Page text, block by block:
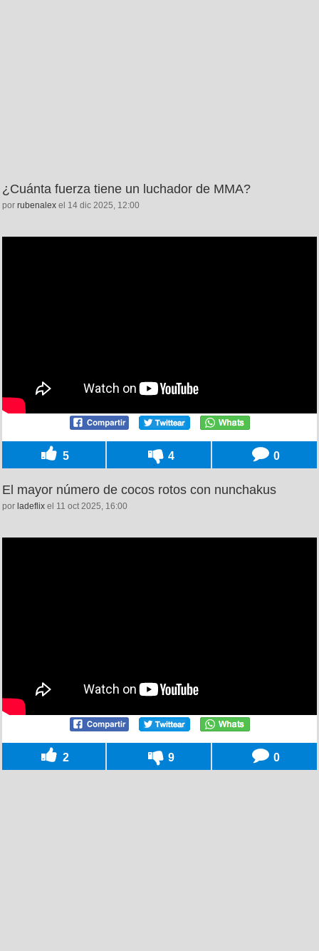
¿Cuánta fuerza tiene un luchador de MMA?
por rubenalex el 14 dic 2025, 12:00
5 4 0
El mayor número de cocos rotos con nunchakus
por ladeflix el 11 oct 2025, 16:00
2 9 0